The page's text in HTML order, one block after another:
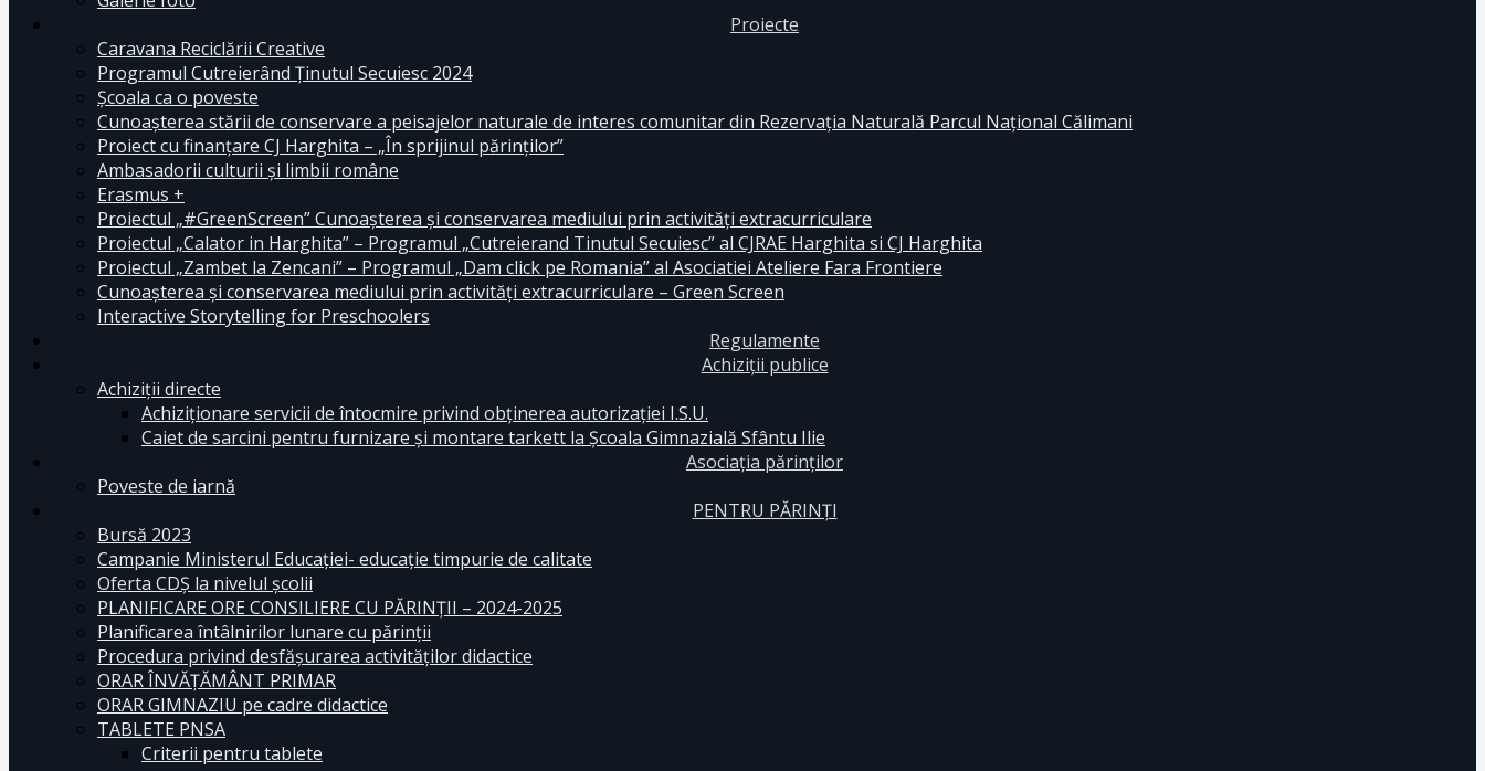
Proiecte
Caravana Reciclării Creative
Programul Cutreierând Ținutul Secuiesc 2024
Școala ca o poveste
Cunoaşterea stării de conservare a peisajelor naturale de interes comunitar din Rezervaţia Naturală Parcul Naţional Călimani
Proiect cu finanţare CJ Harghita – „În sprijinul părinţilor”
Ambasadorii culturii și limbii române
Erasmus +
Proiectul „#GreenScreen” Cunoașterea şi conservarea mediului prin activităţi extracurriculare
Proiectul „Calator in Harghita” – Programul „Cutreierand Tinutul Secuiesc” al CJRAE Harghita si CJ Harghita
Proiectul „Zambet la Zencani” – Programul „Dam click pe Romania” al Asociatiei Ateliere Fara Frontiere
Cunoașterea și conservarea mediului prin activități extracurriculare – Green Screen
Interactive Storytelling for Preschoolers
Regulamente
Achiziții publice
Achiziții directe
Achiziționare servicii de întocmire privind obținerea autorizației I.S.U.
Caiet de sarcini pentru furnizare și montare tarkett la Școala Gimnazială Sfântu Ilie
Asociația părinților
Poveste de iarnă
PENTRU PĂRINȚI
Bursă 2023
Campanie Ministerul Educației- educație timpurie de calitate
Oferta CDŞ la nivelul şcolii
PLANIFICARE ORE CONSILIERE CU PĂRINȚII – 2024-2025
Planificarea întâlnirilor lunare cu părinții
Procedura privind desfășurarea activităților didactice
ORAR ÎNVĂȚĂMÂNT PRIMAR
ORAR GIMNAZIU pe cadre didactice
TABLETE PNSA
Criterii pentru tablete